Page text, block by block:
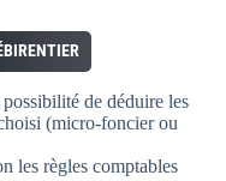
possibilité de déduire les
(micro-foncier ou
les règles comptables